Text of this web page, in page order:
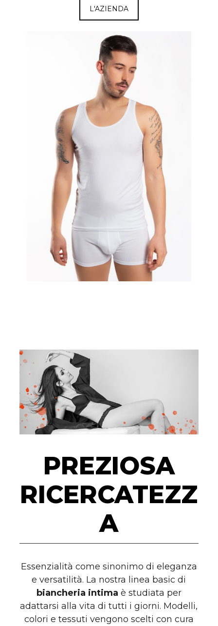
L'AZIENDA
PREZIOSA
RICERCATEZZ
A
Essenzialità come sinonimo di eleganza
e versatilità. La nostra linea basic di
biancheria intima è studiata per
adattarsi alla vita di tutti i giorni. Modelli,
colori e tessuti vengono scelti con cura